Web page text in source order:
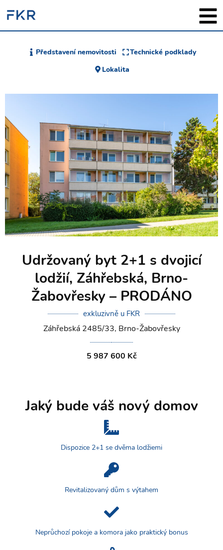
Představení nemovitosti
Technické podklady
Lokalita
Udržovaný byt 2+1 s dvojicí
lodžií, Záhřebská, Brno-
Žabovřesky – PRODÁNO
exkluzivně u FKR
Záhřebská 2485/33, Brno-Žabovřesky
5 987 600 Kč
Jaký bude váš nový domov
Dispozice 2+1 se dvěma lodžiemi
Revitalizovaný dům s výtahem
Neprůchozí pokoje a komora jako praktický bonus